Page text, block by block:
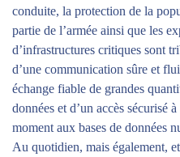
conduite, la protection de la
partie de l’armée ainsi que les
d’infrastructures critiques sont
d’une communication sûre et
échange fiable de grandes
données et d’un accès sécurisé
moment aux bases de données
Au quotidien, mais également,